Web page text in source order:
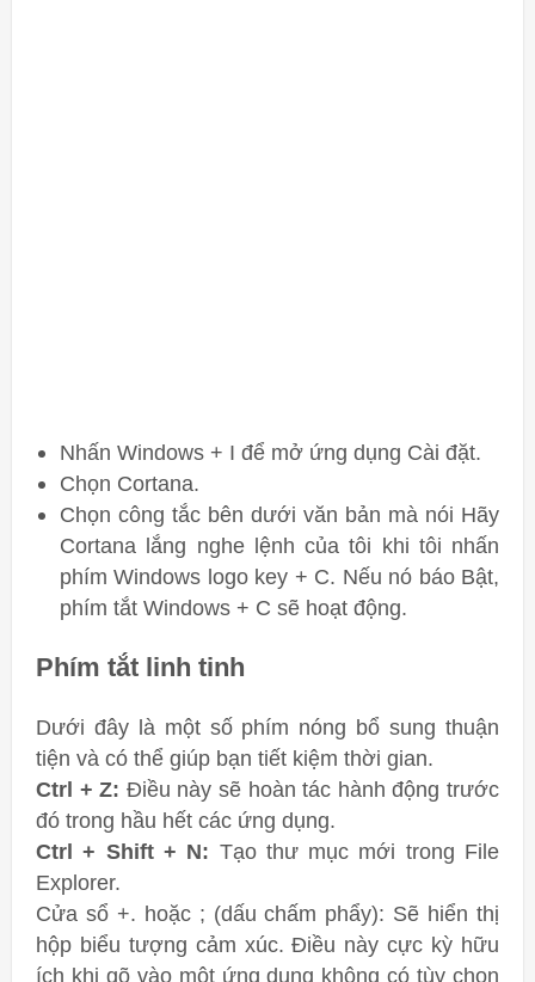
Nhấn Windows + I để mở ứng dụng Cài đặt.
Chọn Cortana.
Chọn công tắc bên dưới văn bản mà nói Hãy
Cortana lắng nghe lệnh của tôi khi tôi nhấn
phím Windows logo key + C. Nếu nó báo Bật,
phím tắt Windows + C sẽ hoạt động.
Phím tắt linh tinh
Dưới đây là một số phím nóng bổ sung thuận
tiện và có thể giúp bạn tiết kiệm thời gian.
Ctrl + Z: Điều này sẽ hoàn tác hành động trước
đó trong hầu hết các ứng dụng.
Ctrl + Shift + N: Tạo thư mục mới trong File
Explorer.
Cửa sổ +. hoặc ; (dấu chấm phẩy): Sẽ hiển thị
hộp biểu tượng cảm xúc. Điều này cực kỳ hữu
ích khi gõ vào một ứng dụng không có tùy chọn